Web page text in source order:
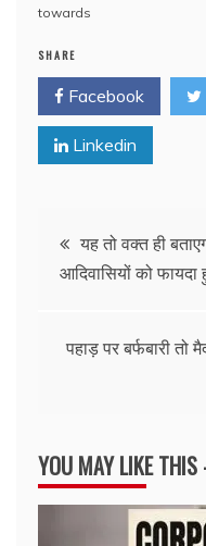
towards
SHARE
Facebook
Linkedin
Post
navigation
यह तो वक्त ही
आदिवासियों को फायदा
पहाड़ पर बर्फबारी तो
YOU MAY LIKE THIS